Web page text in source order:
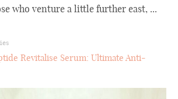
who venture a little further east, ...
Revitalise Serum: Ultimate Anti-